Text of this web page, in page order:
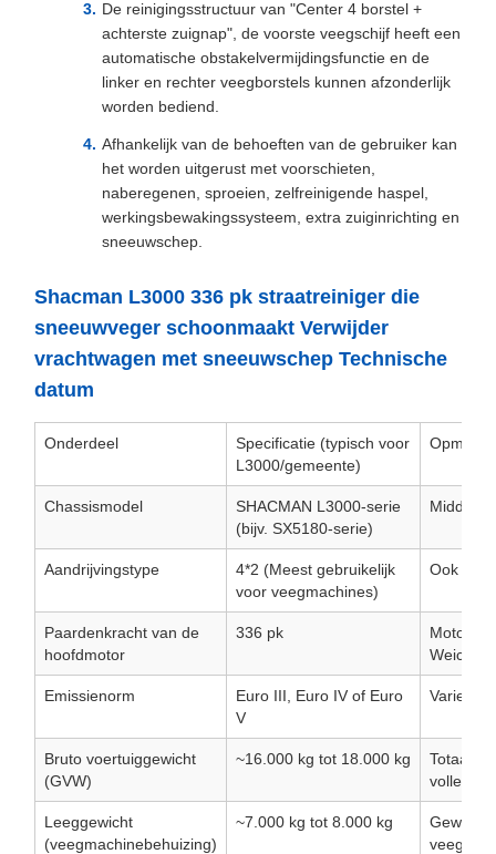
De reinigingsstructuur van "Center 4 borstel +
achterste zuignap", de voorste veegschijf heeft een
automatische obstakelvermijdingsfunctie en de
linker en rechter veegborstels kunnen afzonderlijk
worden bediend.
Afhankelijk van de behoeften van de gebruiker kan
het worden uitgerust met voorschieten,
naberegenen, sproeien, zelfreinigende haspel,
werkingsbewakingssysteem, extra zuiginrichting en
sneeuwschep.
Shacman L3000 336 pk straatreiniger die
sneeuwveger schoonmaakt Verwijder
vrachtwagen met sneeuwschep Technische
datum
Onderdeel
Specificatie (typisch voor
L3000/gemeente)
Chassismodel
SHACMAN L3000-serie
(bijv. SX5180-serie)
Aandrijvingstype
4*2 (Meest gebruikelijk
voor veegmachines)
Ook
Paardenkracht van de
hoofdmotor
336 pk
Motor
Weichai
Emissienorm
Euro III, Euro IV of Euro
V
Varieert
Bruto voertuiggewicht
(GVW)
~16.000 kg tot 18.000 kg
Totaal
volledige
Leeggewicht
(veegmachinebehuizing)
~7.000 kg tot 8.000 kg
Gewicht